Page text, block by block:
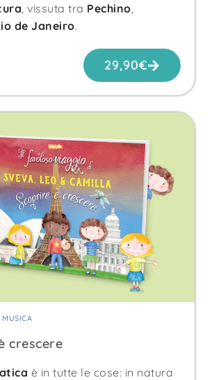
, vissuta tra Pechino
de Janeiro.
29,90€
MUSICA
crescere
è in tutte le cose: in natura